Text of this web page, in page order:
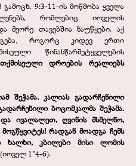
9:3-11-ის მოწმობა ყველა
რომლებიც იოველის
მეორე თავებშია ნაუწყები. აქ
როგორც კიდევ ერთი
წინასწარმეტყველების
დროების რეალიებს
შეჭამა, კალიას გადარჩენილი
ბოცომკალმა შეჭამა.
ივალალეთ, ღვინის მსმელნო,
რადგან მოადგა ჩემს
ხალხი, კბილები მისი ლომის
(იოველ 1"4-6).